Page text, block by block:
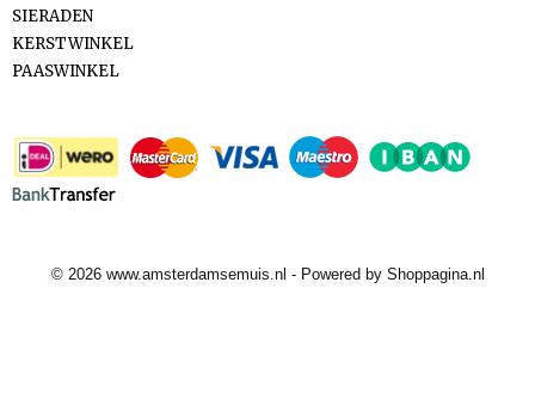
SIERADEN
KERSTWINKEL
PAASWINKEL
© 2026 www.amsterdamsemuis.nl - Powered by Shoppagina.nl